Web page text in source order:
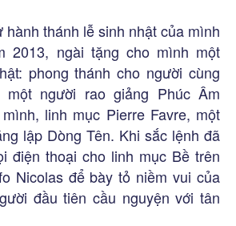
thánh lễ sinh nhật của mình
2013, ngài tặng cho mình một
phong thánh cho người cùng
một người rao giảng Phúc Âm
linh mục Pierre Favre, một
lập Dòng Tên. Khi sắc lệnh đã
điện thoại cho linh mục Bề trên
Nicolas để bày tỏ niềm vui của
đầu tiên cầu nguyện với tân